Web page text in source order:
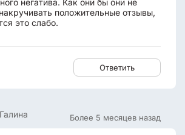
положительные отзывы,
это слабо.
Ответить
Более 5 месяцев назад
Люлина Галина